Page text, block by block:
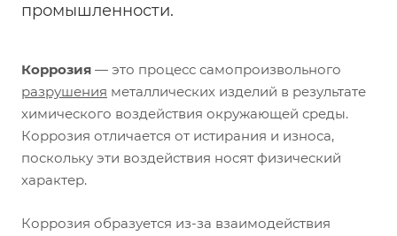
промышленности.
Коррозия — это процесс самопроизвольного
разрушения металлических изделий в результате
химического воздействия окружающей среды.
Коррозия отличается от истирания и износа,
поскольку эти воздействия носят физический
характер.
Коррозия образуется из-за взаимодействия